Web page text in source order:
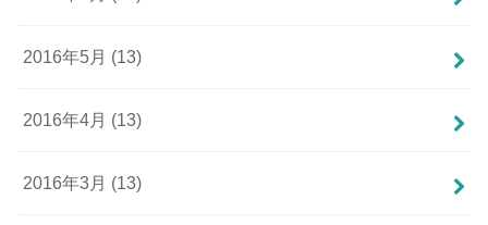
2016年5月 (13)
2016年4月 (13)
2016年3月 (13)